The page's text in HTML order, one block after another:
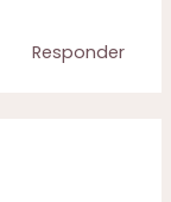
Responder